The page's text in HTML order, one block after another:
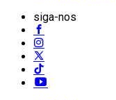
siga-nos